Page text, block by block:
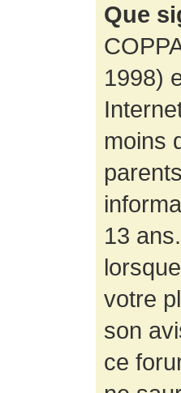
Que
1998)
moins
13
votre
son
ce